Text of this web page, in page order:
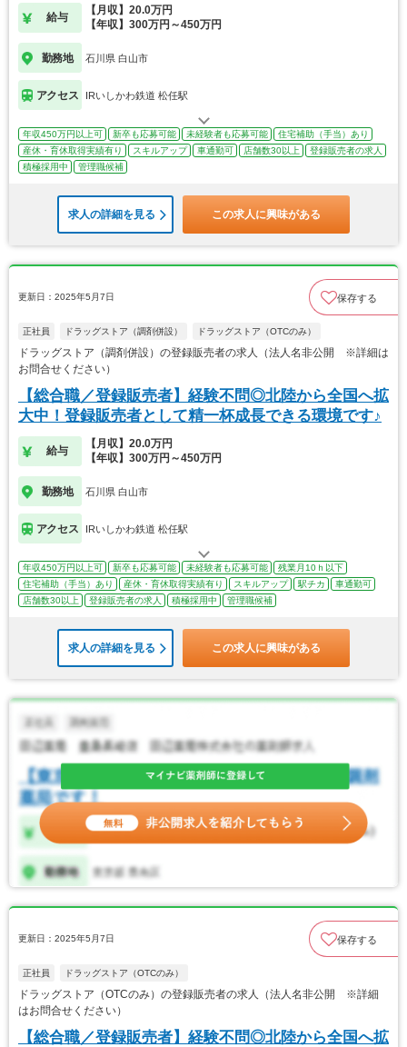
給与
【月収】20.0万円
【年収】300万円～450万円
勤務地 石川県 白山市
アクセス IRいしかわ鉄道 松任駅
年収450万円以上可 新卒も応募可能 未経験者も応募可能
住宅補助（手当）あり
産休・育休取得実績有り
スキルアップ 車通勤可 店舗数30以上
登録販売者の求人
積極採用中
管理職候補
求人の詳細を見る この求人に興味がある
更新日：2025年5月7日 保存する
正社員 ドラッグストア（調剤併設） ドラッグストア（OTCのみ）
ドラッグストア（調剤併設）の登録販売者の求人（法人名非公開 ※詳細は
お問合せください）
【総合職／登録販売者】経験不問◎北陸から全国へ拡
大中！登録販売者として精一杯成長できる環境です♪
給与
【月収】20.0万円
【年収】300万円～450万円
勤務地 石川県 白山市
アクセス IRいしかわ鉄道 松任駅
年収450万円以上可 新卒も応募可能 未経験者も応募可能
残業月10ｈ以下
住宅補助（手当）あり
産休・育休取得実績有り スキルアップ 駅チカ
車通勤可
店舗数30以上
登録販売者の求人 積極採用中 管理職候補
求人の詳細を見る この求人に興味がある
更新日：2025年5月7日 保存する
正社員 ドラッグストア（OTCのみ）
ドラッグストア（OTCのみ）の登録販売者の求人（法人名非公開 ※詳細
はお問合せください）
【総合職／登録販売者】経験不問◎北陸から全国へ拡